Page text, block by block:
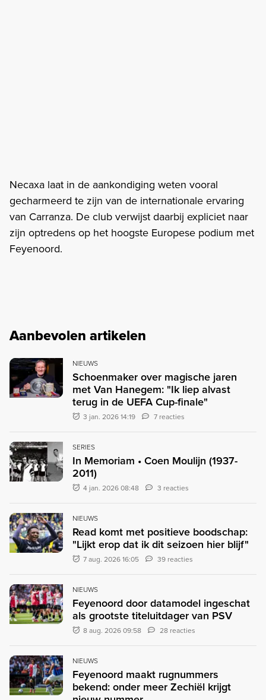
Necaxa laat in de aankondiging weten vooral
gecharmeerd te zijn van de internationale ervaring
van Carranza. De club verwijst daarbij expliciet naar
zijn optredens op het hoogste Europese podium met
Feyenoord.
Aanbevolen artikelen
NIEUWS
Schoenmaker over magische jaren
met Van Hanegem: "Ik liep alvast
terug in de UEFA Cup-finale"
3 jan. 2026 14:19 7 reacties
SERIES
In Memoriam • Coen Moulijn (1937-
2011)
4 jan. 2026 08:48 3 reacties
NIEUWS
Read komt met positieve boodschap:
"Lijkt erop dat ik dit seizoen hier blijf"
7 aug. 2026 16:05 39 reacties
NIEUWS
Feyenoord door datamodel ingeschat
als grootste titeluitdager van PSV
8 aug. 2026 09:58 28 reacties
NIEUWS
Feyenoord maakt rugnummers
bekend: onder meer Zechiël krijgt